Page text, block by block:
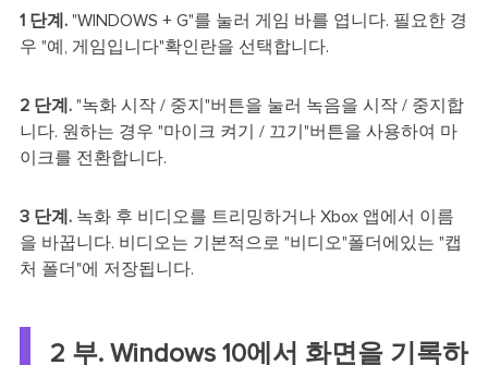
1 단계. "WINDOWS + G"를 눌러 게임 바를 엽니다. 필요한 경
우 "예, 게임입니다"확인란을 선택합니다.
2 단계."녹화 시작 / 중지"버튼을 눌러 녹음을 시작 / 중지합
니다. 원하는 경우 "마이크 켜기 / 끄기"버튼을 사용하여 마
이크를 전환합니다.
3 단계.녹화 후 비디오를 트리밍하거나 Xbox 앱에서 이름
을 바꿉니다. 비디오는 기본적으로 "비디오"폴더에있는 "캡
처 폴더"에 저장됩니다.
2 부. Windows 10에서 화면을 기록하